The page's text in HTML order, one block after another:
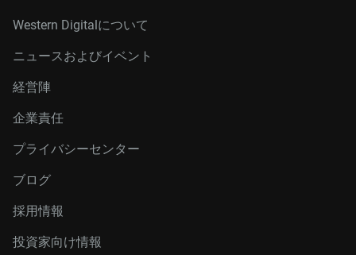
Western Digitalについて
ニュースおよびイベント
経営陣
企業責任
プライバシーセンター
ブログ
採用情報
投資家向け情報